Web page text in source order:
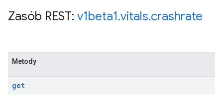
Zasób REST: v1beta1.vitals.crashrate
Metody
get